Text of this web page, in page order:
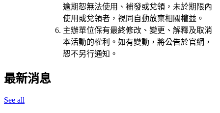
逾期恕無法使用、補發或兌領，未於期限內
使用或兌領者，視同自動放棄相關權益。
主辦單位保有最終修改、變更、解釋及取消
本活動的權利。如有變動，將公告於官網，
恕不另行通知。
最新消息
See all